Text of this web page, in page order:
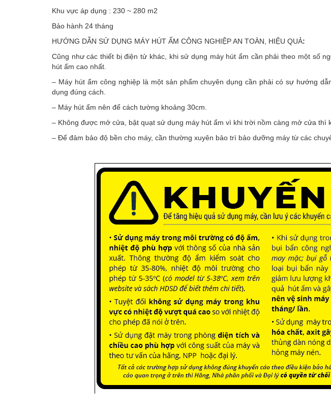
Khu vực áp dụng : 230 ~ 280 m2
Bảo hành 24 tháng
HƯỚNG DẪN SỬ DỤNG MÁY HÚT ẨM CÔNG NGHIỆP AN TOÀN, HIỆU QUẢ:
Cũng như các thiết bị điện tử khác, khi sử dụng máy hút ẩm cần phải theo một số
hút ẩm cao nhất.
– Máy hút ẩm công nghiệp là một sản phẩm chuyên dụng cần phải có sự hướng
dụng đúng cách.
– Máy hút ẩm nên để cách tường khoảng 30cm.
– Không được mở cửa, bật quạt sử dụng máy hút ẩm vì khi trời nồm càng mở cửa thì
– Để đảm bảo độ bền cho máy, cần thường xuyên bảo trì bảo dưỡng máy từ các